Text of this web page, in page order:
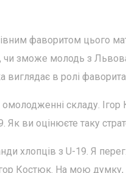
фаворитом цього
чи зможе молодь з
в ролі
складу.
ви оцінюєте таку
хлопців з U-19. Я
Костюк. На мою думку,